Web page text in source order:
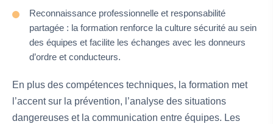
Reconnaissance professionnelle et responsabilité
partagée : la formation renforce la culture sécurité au sein
des équipes et facilite les échanges avec les donneurs
d’ordre et conducteurs.
En plus des compétences techniques, la formation met
l’accent sur la prévention, l’analyse des situations
dangereuses et la communication entre équipes. Les